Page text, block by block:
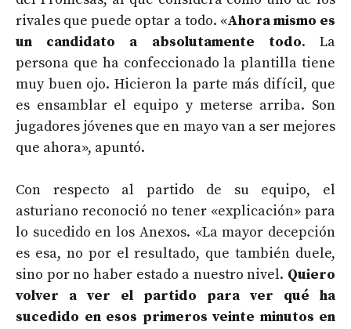
rivales que puede optar a todo. «Ahora mismo es
un candidato a absolutamente todo. La
persona que ha confeccionado la plantilla tiene
muy buen ojo. Hicieron la parte más difícil, que
es ensamblar el equipo y meterse arriba. Son
jugadores jóvenes que en mayo van a ser mejores
que ahora», apuntó.
Con respecto al partido de su equipo, el
asturiano reconoció no tener «explicación» para
lo sucedido en los Anexos. «La mayor decepción
es esa, no por el resultado, que también duele,
sino por no haber estado a nuestro nivel. Quiero
volver a ver el partido para ver qué ha
sucedido en esos primeros veinte minutos en